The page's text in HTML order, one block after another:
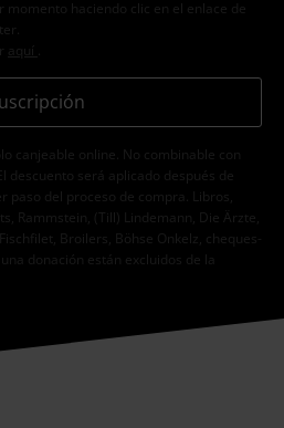
haciendo clic en el enlace de
aquí
canjeable online. No combinable con
descuento será aplicado después de
paso del proceso de compra. Libros,
Rammstein, (Till) Lindemann, Die Ärzte,
Broilers, Böhse Onkelz, cheques-
donación están excluidos de la